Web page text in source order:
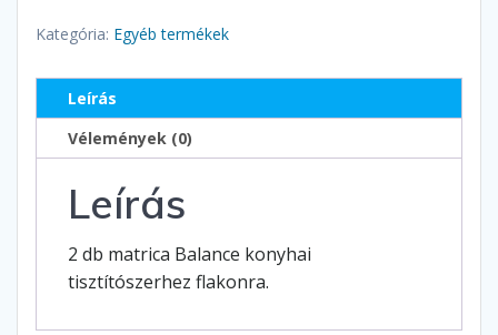
konyhai
mennyiség
Kategória: Egyéb termékek
Leírás
Vélemények (0)
Leírás
2 db matrica Balance konyhai
tisztítószerhez flakonra.